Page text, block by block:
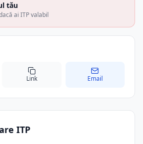
ITP
tău
ai ITP valabil
Link Email